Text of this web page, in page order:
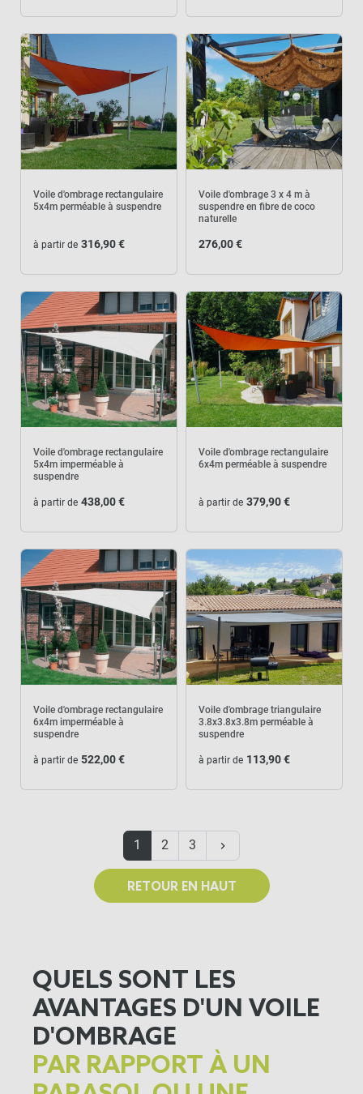
Voile d'ombrage rectangulaire
5x4m perméable à suspendre
à partir de 316,90 €
Voile d'ombrage 3 x 4 m à
suspendre en fibre de coco
naturelle
276,00 €
Voile d'ombrage rectangulaire
5x4m imperméable à
suspendre
à partir de 438,00 €
Voile d'ombrage rectangulaire
6x4m perméable à suspendre
à partir de 379,90 €
Voile d'ombrage rectangulaire
6x4m imperméable à
suspendre
à partir de 522,00 €
Voile d'ombrage triangulaire
3.8x3.8x3.8m perméable à
suspendre
à partir de 113,90 €
1 2 3 keyboard_arrow_right
RETOUR EN HAUT
QUELS SONT LES
AVANTAGES D'UN VOILE
D'OMBRAGE
PAR RAPPORT À UN